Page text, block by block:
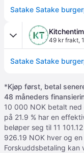
Satake Satake
49 kr frakt,
Satake Satake
*Kjøp først, betal
48 måneders
10 000 NOK betalt
på 21.9 % har en
beløper seg til 11
926.19 NOK hver og
Forskuddsbetaling